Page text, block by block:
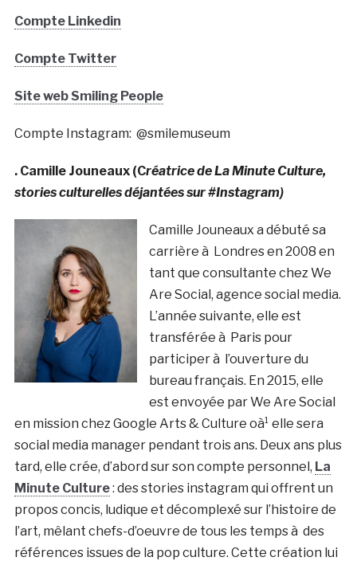
Compte Linkedin
Compte Twitter
Site web Smiling People
Compte Instagram: @smilemuseum
. Camille Jouneaux (Créatrice de La Minute Culture,
stories culturelles déjantées sur #Instagram)
Camille Jouneaux a débuté sa
carrière à Londres en 2008 en
tant que consultante chez We
Are Social, agence social media.
L’année suivante, elle est
transférée à Paris pour
participer à l’ouverture du
bureau français. En 2015, elle
est envoyée par We Are Social
en mission chez Google Arts & Culture oà¹ elle sera
social media manager pendant trois ans. Deux ans plus
tard, elle crée, d’abord sur son compte personnel, La
Minute Culture: des stories instagram qui offrent un
propos concis, ludique et décomplexé sur l’histoire de
l’art, mêlant chefs-d’oeuvre de tous les temps à des
références issues de la pop culture. Cette création lui